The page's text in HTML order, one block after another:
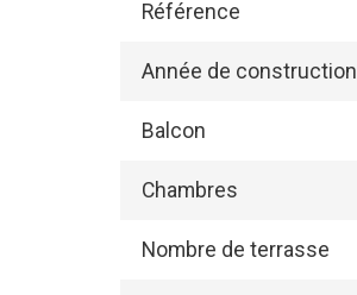
Référence
Année de construction
Balcon
Chambres
Nombre de terrasse